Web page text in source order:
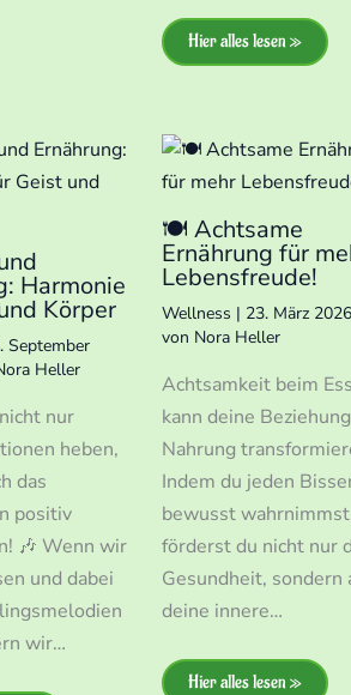
Hier alles lesen »
Harmonie
Körper
September
Heller
nur
heben,
das
positiv
🎶 Wenn wir
und dabei
wir…
🍽️ Achtsame
Ernährung für
Lebensfreude!
Wellness | 23. März 2026
von Nora Heller
Achtsamkeit beim
kann deine
Nahrung
Indem du jeden
bewusst
förderst du nicht nur
Gesundheit, sondern
deine innere…
Hier alles lesen »